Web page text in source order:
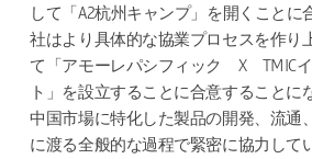
して「A2杭州キャンプ」を開くことに
社はより具体的な協業プロセスを作り
て「アモーレパシフィック X TMIC
ト」を設立することに合意することに
中国市場に特化した製品の開発、流通
に渡る全般的な過程で緊密に協力して